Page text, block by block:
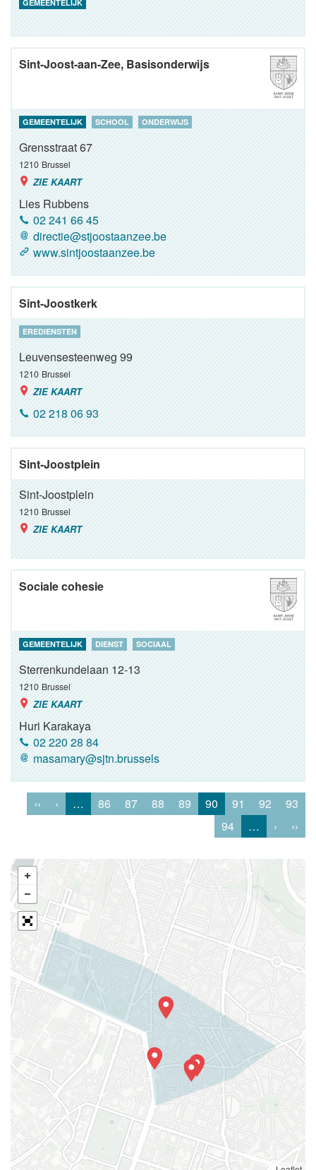
GEMEENTELIJK
Sint-Joost-aan-Zee, Basisonderwijs
GEMEENTELIJK SCHOOL ONDERWIJS
Grensstraat 67
1210 Brussel
ZIE KAART
Lies Rubbens
02 241 66 45
directie@stjoostaanzee.be
www.sintjoostaanzee.be
Sint-Joostkerk
EREDIENSTEN
Leuvensesteenweg 99
1210 Brussel
ZIE KAART
02 218 06 93
Sint-Joostplein
Sint-Joostplein
1210 Brussel
ZIE KAART
Sociale cohesie
GEMEENTELIJK DIENST SOCIAAL
Sterrenkundelaan 12-13
1210 Brussel
ZIE KAART
Huri Karakaya
02 220 28 84
masamary@sjtn.brussels
‹‹ ‹ … 86 87 88 89 90 91 92
93
94
… › ››